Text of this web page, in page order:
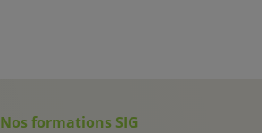
Nos formations SIG